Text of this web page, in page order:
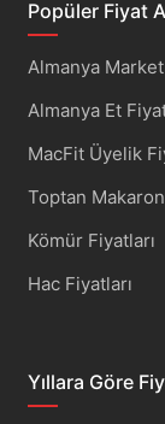
Popüler Fiyat
Almanya
Almanya Et
MacFit Üyelik
Toptan
Kömür Fiyatları
Hac Fiyatları
Yıllara Göre